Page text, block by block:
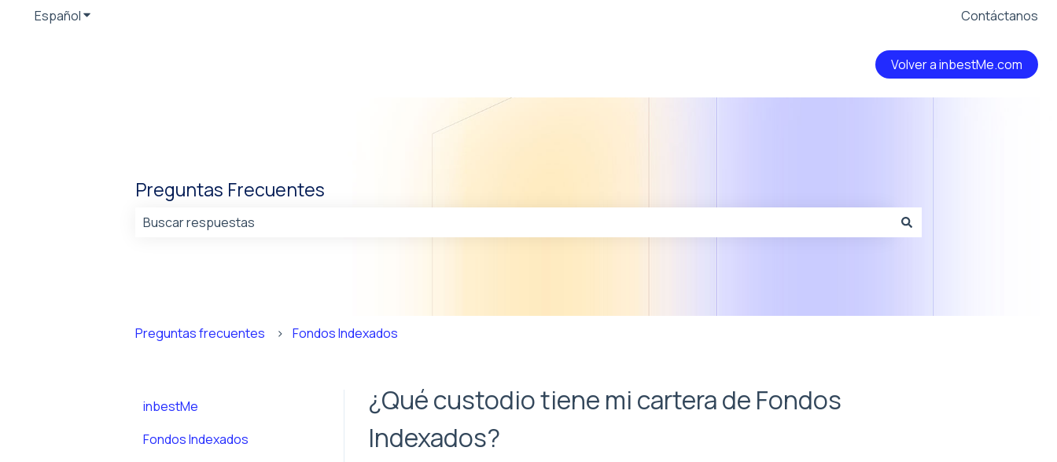
EspañolTraducciones de Mostrar submenú de Contáctanos
Volver a inbestMe.com
Preguntas Frecuentes
Preguntas frecuentes Fondos Indexados
¿Qué custodio tiene mi cartera de Fondos
Indexados?
inbestMe
Fondos Indexados